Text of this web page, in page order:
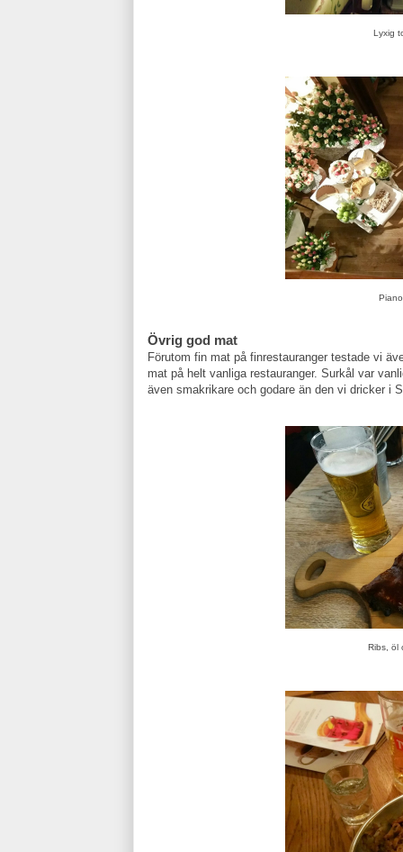
Lyxig
Övrig god mat
Förutom fin mat på finrestauranger testade vi
mat på helt vanliga restauranger. Surkål var
även smakrikare och godare än den vi dricker i
Ribs, öl